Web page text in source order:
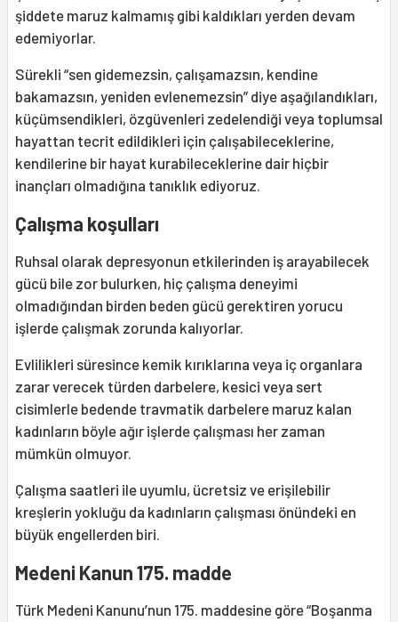
şiddete maruz kalmamış gibi kaldıkları yerden devam
edemiyorlar.
Sürekli “sen gidemezsin, çalışamazsın, kendine
bakamazsın, yeniden evlenemezsin” diye aşağılandıkları,
küçümsendikleri, özgüvenleri zedelendiği veya toplumsal
hayattan tecrit edildikleri için çalışabileceklerine,
kendilerine bir hayat kurabileceklerine dair hiçbir
inançları olmadığına tanıklık ediyoruz.
Çalışma koşulları
Ruhsal olarak depresyonun etkilerinden iş arayabilecek
gücü bile zor bulurken, hiç çalışma deneyimi
olmadığından birden beden gücü gerektiren yorucu
işlerde çalışmak zorunda kalıyorlar.
Evlilikleri süresince kemik kırıklarına veya iç organlara
zarar verecek türden darbelere, kesici veya sert
cisimlerle bedende travmatik darbelere maruz kalan
kadınların böyle ağır işlerde çalışması her zaman
mümkün olmuyor.
Çalışma saatleri ile uyumlu, ücretsiz ve erişilebilir
kreşlerin yokluğu da kadınların çalışması önündeki en
büyük engellerden biri.
Medeni Kanun 175. madde
Türk Medeni Kanunu’nun 175. maddesine göre “Boşanma